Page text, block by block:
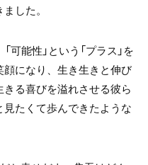
した。
可能性」という「プラス」を
になり、生き生きと伸び
る喜びを溢れさせる彼ら
たくて歩んできたような